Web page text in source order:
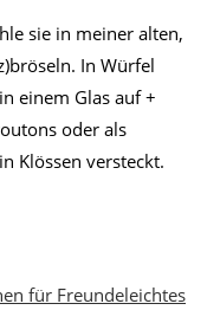
sie in meiner alten,
In Würfel
einem Glas auf +
oder als
Klössen versteckt.
für Freundeleichtes